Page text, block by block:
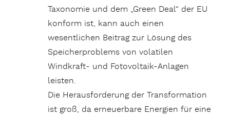
Taxonomie und dem „Green Deal“ der EU
konform ist, kann auch einen
wesentlichen Beitrag zur Lösung des
Speicherproblems von volatilen
Windkraft- und Fotovoltaik-Anlagen
leisten.
Die Herausforderung der Transformation
ist groß, da erneuerbare Energien für eine